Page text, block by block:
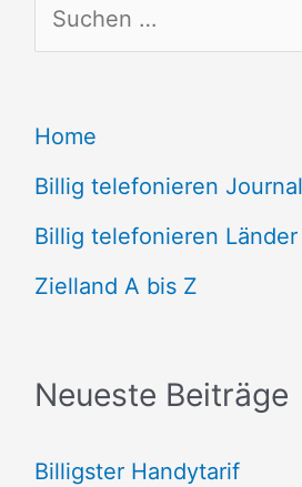
u
h
e
n
n
h
Home
Billig telefonieren Journal
Billig telefonieren Länder
Zielland A bis Z
Neueste Beiträge
Billigster Handytarif